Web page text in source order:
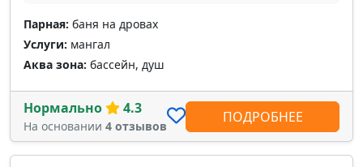
Парная: баня на дровах
Услуги: мангал
Аква зона: бассейн, душ
Нормально 4.3
На основании 4 отзывов
ПОДРОБНЕЕ